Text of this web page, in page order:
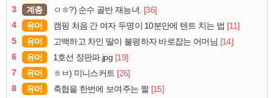
3
계층 ㅇㅎ?) 순수 골반 재능녀. [36]
4
유머 캠핑 처음 간 여자 두명이 10분만에 텐트 치는 법 [11]
5
유머 고백하고 차인 딸이 불평하자 바로잡는 어머님 [14]
6
유머 1호선 장판파.jpg [19]
7
유머 ㅎㅂ) 미니스커트 [26]
8
유머 축협을 한번에 보여주는 짤 [15]